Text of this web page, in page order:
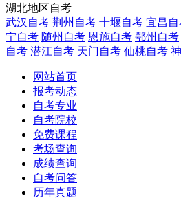
湖北地区自考
武汉自考 荆州自考 十堰自考 宜昌自
宁自考 随州自考 恩施自考 鄂州自考
自考 潜江自考 天门自考 仙桃自考
网站首页
报考动态
自考专业
自考院校
免费课程
考场查询
成绩查询
自考问答
历年真题